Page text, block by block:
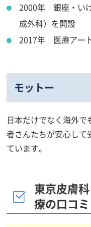
2000年 銀座・い
成外科）を開設
2017年 医療アー
モットー
日本だけでなく海外
者さんたちが安心して
ています。
東京皮膚
療の口コミ